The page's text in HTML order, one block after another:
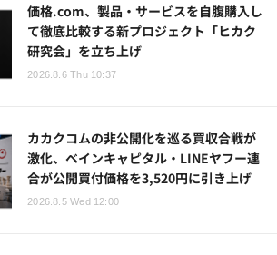
価格.com、製品・サービスを自腹購入し
て徹底比較する新プロジェクト「ヒカク
研究会」を立ち上げ
2026.8.6 Thu 10:37
カカクコムの非公開化を巡る買収合戦が
激化、ベインキャピタル・LINEヤフー連
合が公開買付価格を3,520円に引き上げ
2026.8.5 Wed 12:00